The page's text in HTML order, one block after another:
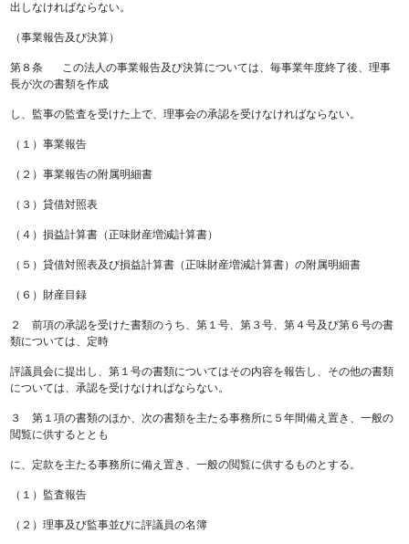
出しなければならない。
（事業報告及び決算）
第８条 この法人の事業報告及び決算については、毎事業年度終了後、理事
長が次の書類を作成
し、監事の監査を受けた上で、理事会の承認を受けなければならない。
（１）事業報告
（２）事業報告の附属明細書
（３）貸借対照表
（４）損益計算書（正味財産増減計算書）
（５）貸借対照表及び損益計算書（正味財産増減計算書）の附属明細書
（６）財産目録
２ 前項の承認を受けた書類のうち、第１号、第３号、第４号及び第６号の書
類については、定時
評議員会に提出し、第１号の書類についてはその内容を報告し、その他の書類
については、承認を受けなければならない。
３ 第１項の書類のほか、次の書類を主たる事務所に５年間備え置き、一般の
閲覧に供するととも
に、定款を主たる事務所に備え置き、一般の閲覧に供するものとする。
（１）監査報告
（２）理事及び監事並びに評議員の名簿